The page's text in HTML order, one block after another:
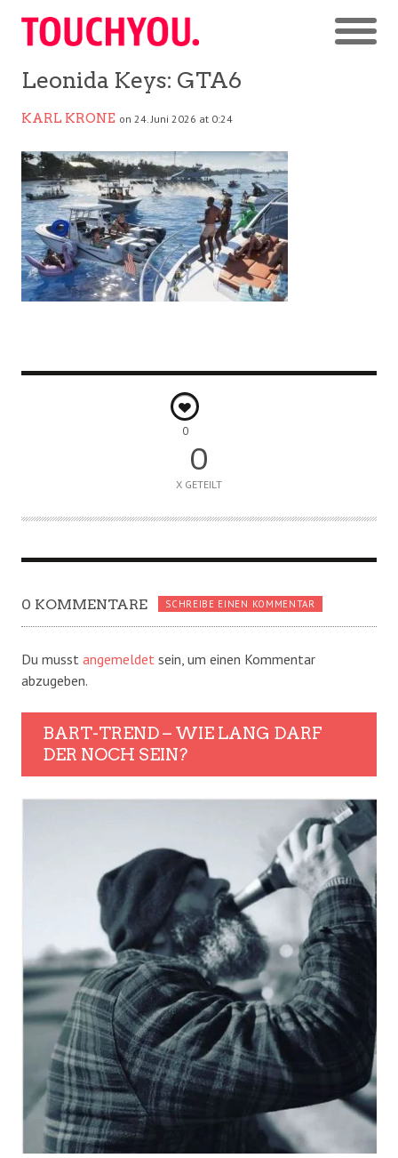
Leonida Keys: GTA6
KARL KRONE on 24. Juni 2026 at 0:24
0
0
X GETEILT
0 KOMMENTARE SCHREIBE EINEN KOMMENTAR
Du musst angemeldet sein, um einen Kommentar
abzugeben.
BART-TREND – WIE LANG DARF
DER NOCH SEIN?